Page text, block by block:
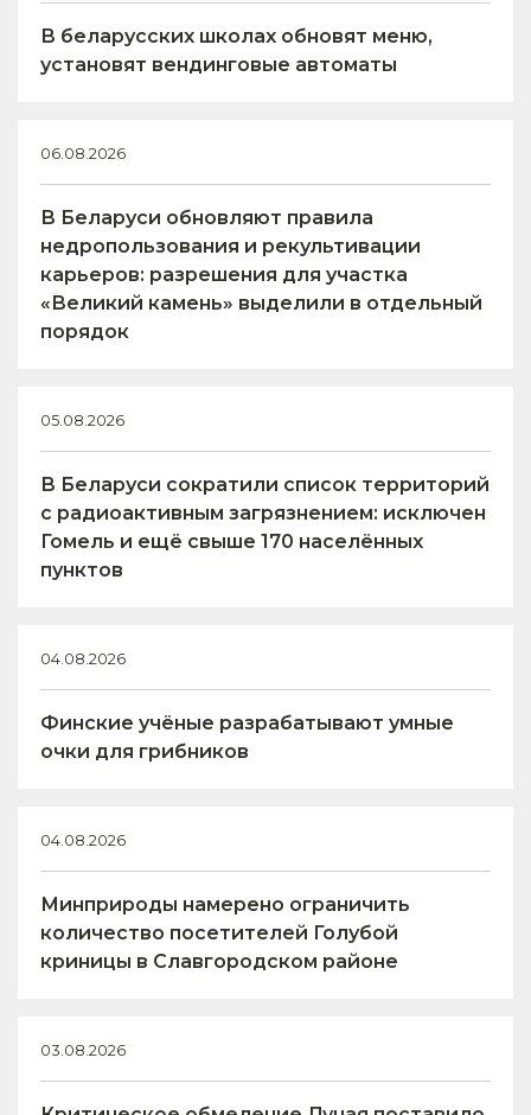
В беларусских школах обновят меню,
установят вендинговые автоматы
06.08.2026
В Беларуси обновляют правила
недропользования и рекультивации
карьеров: разрешения для участка
«Великий камень» выделили в отдельный
порядок
05.08.2026
В Беларуси сократили список территорий
с радиоактивным загрязнением: исключен
Гомель и ещё свыше 170 населённых
пунктов
04.08.2026
Финские учёные разрабатывают умные
очки для грибников
04.08.2026
Минприроды намерено ограничить
количество посетителей Голубой
криницы в Славгородском районе
03.08.2026